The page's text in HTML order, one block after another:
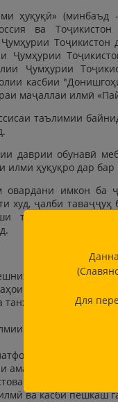
ҳуқуқӣ» (минбаъд
ва
Ҷумҳурии
Ҷумҳурии
Ҷумҳурии
касбии
маҷаллаи илмӣ
таълимии
даврии обунавӣ
илми ҳуқуқро дар бар
овардани имкон ба
худ, ҷалби
табодули афкор
намудани
гуногуни ҳуқуқ
танҳо масъалаҳои
донишгоҳҳои
иттилоотӣ
амалӣ;
илмии
ва касбӣ пешкаш
Для